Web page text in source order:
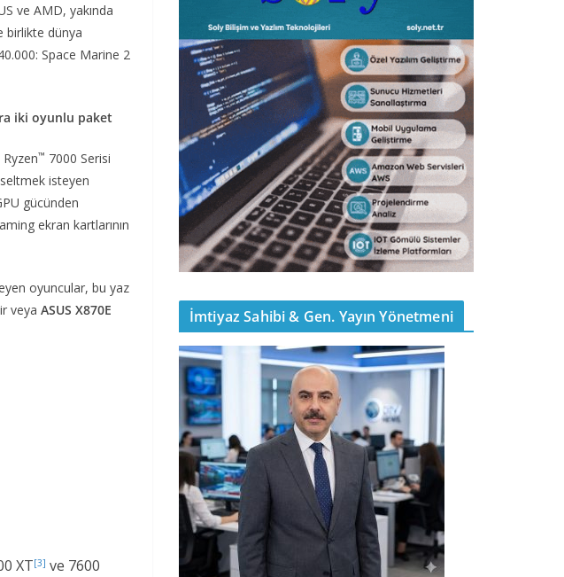
ve AMD, yakında
birlikte dünya
Space Marine 2
iki oyunlu paket
Ryzen™ 7000 Serisi
isteyen
gücünden
ekran kartlarının
oyuncular, bu yaz
veya ASUS X870E
XT[3] ve 7600
İmtiyaz Sahibi & Gen. Yayın Yönetmeni